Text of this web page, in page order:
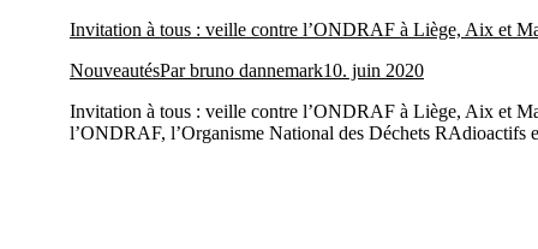
Invitation à tous : veille contre l’ONDRAF à Liège, Aix et
NouveautésParbruno dannemark10. juin 2020
Invitation à tous : veille contre l’ONDRAF à Liège, Aix et
l’ONDRAF, l’Organisme National des Déchets RAdioactifs